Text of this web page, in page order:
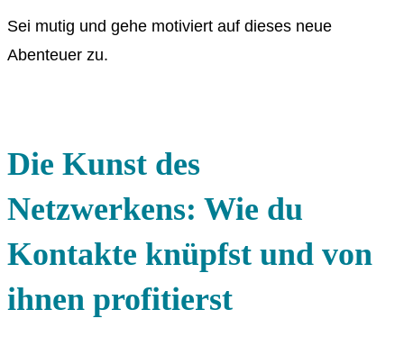
Sei mutig und gehe motiviert auf dieses neue
Abenteuer zu.
Die Kunst des
Netzwerkens: Wie du
Kontakte knüpfst und von
ihnen profitierst